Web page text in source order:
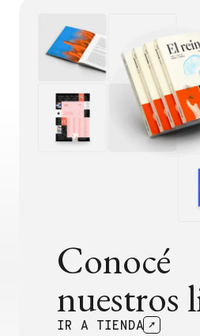
desarrollo de enfermedades
diversas sustancias presentes en
Conocé
nuestros
IR A TIENDA